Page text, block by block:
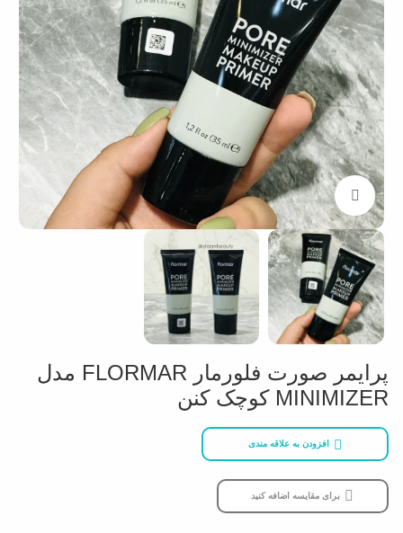
بزرگنمایی تصویر
پرایمر صورت فلورمار FLORMAR مدل
MINIMIZER کوچک کنن
افزودن به علاقه مندی
برای مقایسه اضافه کنید